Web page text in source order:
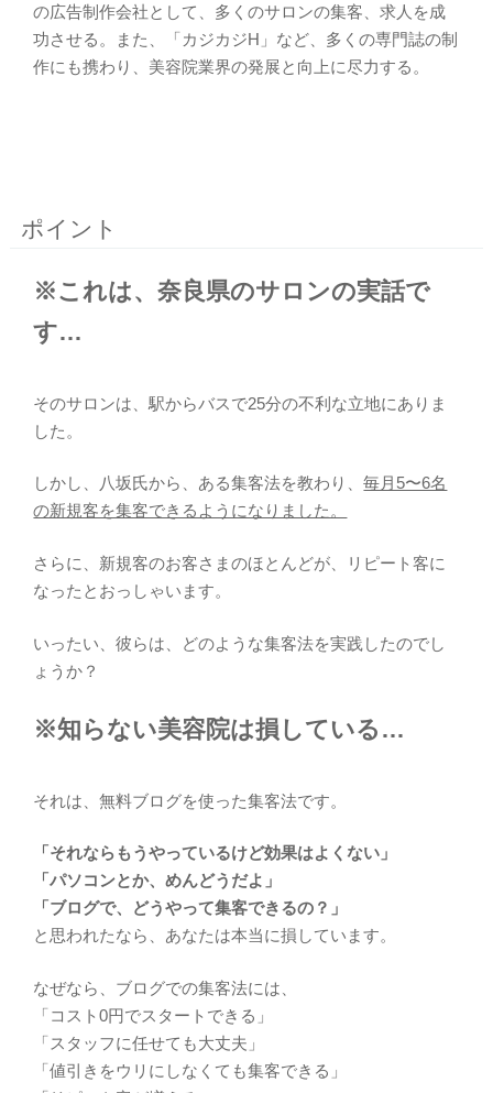
の広告制作会社として、多くのサロンの集客、求人を成
功させる。また、「カジカジH」など、多くの専門誌の制
作にも携わり、美容院業界の発展と向上に尽力する。
ポイント
※これは、奈良県のサロンの実話で
す…
そのサロンは、駅からバスで25分の不利な立地にありま
した。
しかし、八坂氏から、ある集客法を教わり、毎月5〜6名
の新規客を集客できるようになりました。
さらに、新規客のお客さまのほとんどが、リピート客に
なったとおっしゃいます。
いったい、彼らは、どのような集客法を実践したのでし
ょうか？
※知らない美容院は損している…
それは、無料ブログを使った集客法です。
「それならもうやっているけど効果はよくない」
「パソコンとか、めんどうだよ」
「ブログで、どうやって集客できるの？」
と思われたなら、あなたは本当に損しています。
なぜなら、ブログでの集客法には、
「コスト0円でスタートできる」
「スタッフに任せても大丈夫」
「値引きをウリにしなくても集客できる」